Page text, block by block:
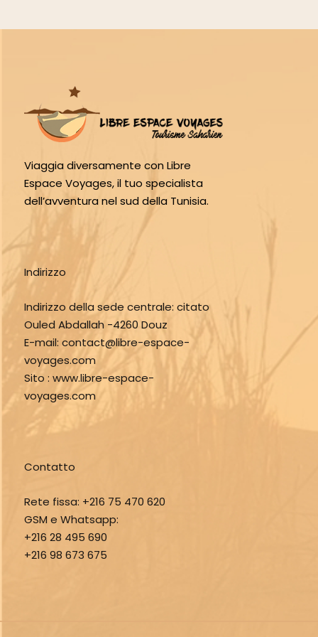
Viaggia diversamente con Libre
Espace Voyages, il tuo specialista
dell’avventura nel sud della Tunisia.
Indirizzo
Indirizzo della sede centrale: citato
Ouled Abdallah -4260 Douz
E-mail: contact@libre-espace-
voyages.com
Sito : www.libre-espace-
voyages.com
Contatto
Rete fissa: +216 75 470 620
GSM e Whatsapp:
+216 28 495 690
+216 98 673 675